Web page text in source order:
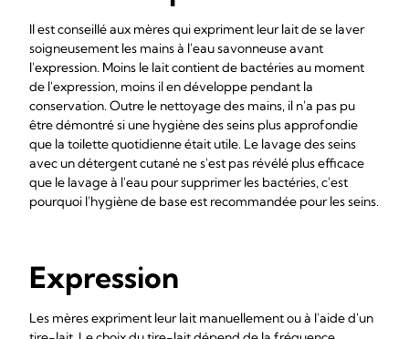
Il est conseillé aux mères qui expriment leur lait de se laver
soigneusement les mains à l'eau savonneuse avant
l'expression. Moins le lait contient de bactéries au moment
de l'expression, moins il en développe pendant la
conservation. Outre le nettoyage des mains, il n'a pas pu
être démontré si une hygiène des seins plus approfondie
que la toilette quotidienne était utile. Le lavage des seins
avec un détergent cutané ne s'est pas révélé plus efficace
que le lavage à l'eau pour supprimer les bactéries, c'est
pourquoi l'hygiène de base est recommandée pour les seins.
Expression
Les mères expriment leur lait manuellement ou à l'aide d'un